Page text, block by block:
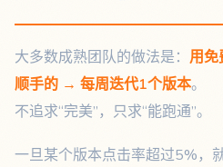
大多数成熟团队的做法是： 用
顺手的 → 每周迭代1个版本。
不追求“完美”，只求“能跑通”。
一旦某个版本点击率超过5%，